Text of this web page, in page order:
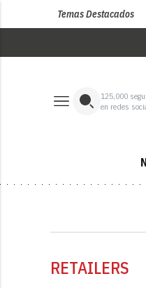
Temas Destacados
125,000
en redes
RETAILERS